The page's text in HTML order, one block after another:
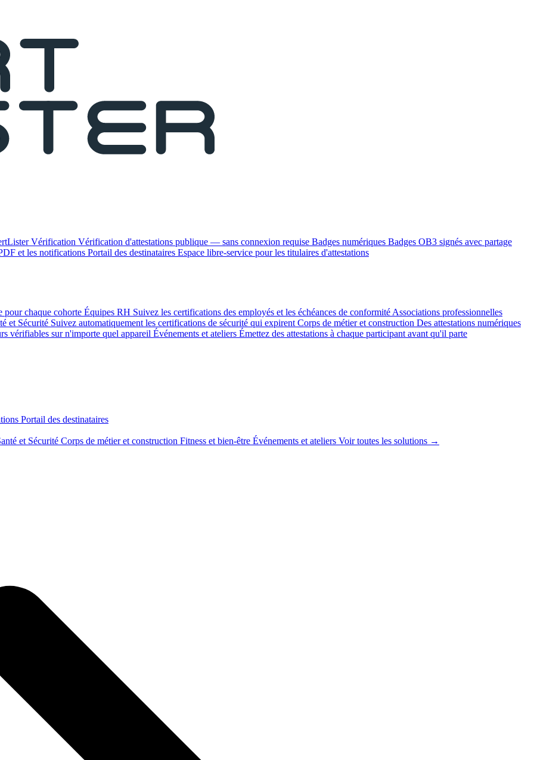
Vérification Vérification d'attestations publique — sans connexion requise Badges numériques Badges OB3 signés avec partage
et les notifications Portail des destinataires Espace libre-service pour les titulaires d'attestations
pour chaque cohorte Équipes RH Suivez les certifications des employés et les échéances de conformité Associations professionnelles
et Sécurité Suivez automatiquement les certifications de sécurité qui expirent Corps de métier et construction Des attestations numériques
vérifiables sur n'importe quel appareil Événements et ateliers Émettez des attestations à chaque participant avant qu'il parte
Portail des destinataires
et Sécurité Corps de métier et construction Fitness et bien-être Événements et ateliers Voir toutes les solutions →